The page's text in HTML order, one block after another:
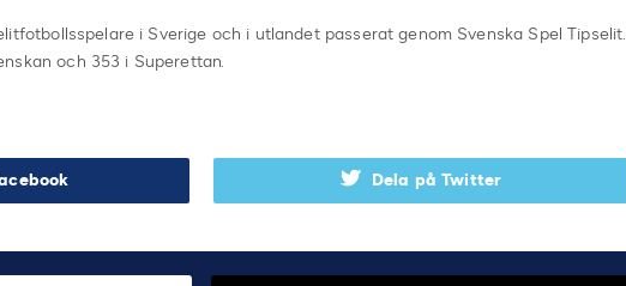
i Sverige och i utlandet passerat genom Svenska Spel Tipselit.
och 353 i Superettan.
Dela på Twitter